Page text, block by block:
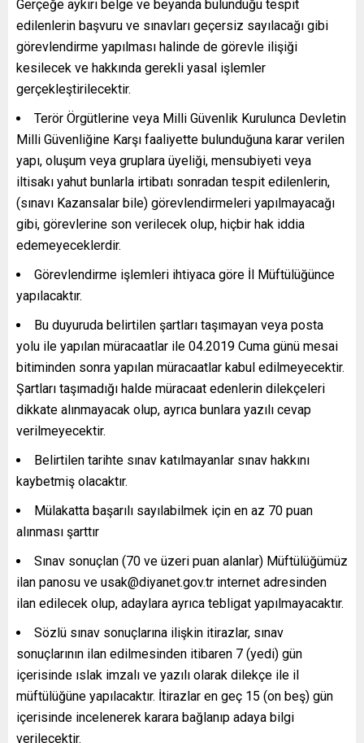
Gerçeğe aykırı belge ve beyanda bulunduğu tespit
edilenlerin başvuru ve sınavları geçersiz sayılacağı gibi
görevlendirme yapılması halinde de görevle ilişiği
kesilecek ve hakkında gerekli yasal işlemler
gerçekleştirilecektir.
Terör Örgütlerine veya Milli Güvenlik Kurulunca Devletin
Milli Güvenliğine Karşı faaliyette bulunduğuna karar verilen
yapı, oluşum veya gruplara üyeliği, mensubiyeti veya
iltisakı yahut bunlarla irtibatı sonradan tespit edilenlerin,
(sınavı Kazansalar bile) görevlendirmeleri yapılmayacağı
gibi, görevlerine son verilecek olup, hiçbir hak iddia
edemeyeceklerdir.
Görevlendirme işlemleri ihtiyaca göre İl Müftülüğünce
yapılacaktır.
Bu duyuruda belirtilen şartları taşımayan veya posta
yolu ile yapılan müracaatlar ile 04.2019 Cuma günü mesai
bitiminden sonra yapılan müracaatlar kabul edilmeyecektir.
Şartları taşımadığı halde müracaat edenlerin dilekçeleri
dikkate alınmayacak olup, ayrıca bunlara yazılı cevap
verilmeyecektir.
Belirtilen tarihte sınav katılmayanlar sınav hakkını
kaybetmiş olacaktır.
Mülakatta başarılı sayılabilmek için en az 70 puan
alınması şarttır
Sınav sonuçlan (70 ve üzeri puan alanlar) Müftülüğümüz
ilan panosu ve usak@diyanet.gov.tr internet adresinden
ilan edilecek olup, adaylara ayrıca tebligat yapılmayacaktır.
Sözlü sınav sonuçlarına ilişkin itirazlar, sınav
sonuçlarının ilan edilmesinden itibaren 7 (yedi) gün
içerisinde ıslak imzalı ve yazılı olarak dilekçe ile il
müftülüğüne yapılacaktır. İtirazlar en geç 15 (on beş) gün
içerisinde incelenerek karara bağlanıp adaya bilgi
verilecektir.